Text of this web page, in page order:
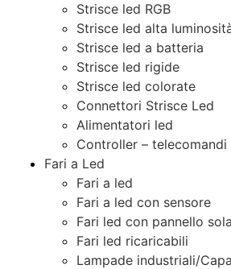
Strisce led RGB
Strisce led alta
Strisce led a batteria
Strisce led rigide
Strisce led colorate
Connettori Strisce Led
Alimentatori led
Controller – telecomandi
Fari a Led
Fari a led
Fari a led con sensore
Fari led con pannello
Fari led ricaricabili
Lampade industriali/